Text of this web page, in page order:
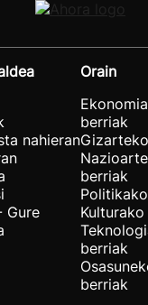
nahieran
Gure
Orain
berriak
berriak
berriak
berriak